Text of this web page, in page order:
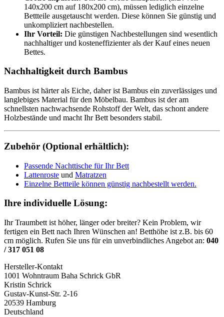
140x200 cm auf 180x200 cm), müssen lediglich einzelne
Bettteile ausgetauscht werden. Diese können Sie günstig und
unkompliziert nachbestellen.
Ihr Vorteil: Die günstigen Nachbestellungen sind wesentlich
nachhaltiger und kosteneffizienter als der Kauf eines neuen
Bettes.
Nachhaltigkeit durch Bambus
Bambus ist härter als Eiche, daher ist Bambus ein zuverlässiges und
langlebiges Material für den Möbelbau. Bambus ist der am
schnellsten nachwachsende Rohstoff der Welt, das schont andere
Holzbestände und macht Ihr Bett besonders stabil.
Zubehör (Optional erhältlich):
Passende Nachttische für Ihr Bett
Lattenroste und Matratzen
Einzelne Bettteile können günstig nachbestellt werden.
Ihre individuelle Lösung:
Ihr Traumbett ist höher, länger oder breiter? Kein Problem, wir
fertigen ein Bett nach Ihren Wünschen an! Betthöhe ist z.B. bis 60
cm möglich. Rufen Sie uns für ein unverbindliches Angebot an: 040
/ 317 051 08
Hersteller-Kontakt
1001 Wohntraum Baha Schrick GbR
Kristin Schrick
Gustav-Kunst-Str. 2-16
20539 Hamburg
Deutschland